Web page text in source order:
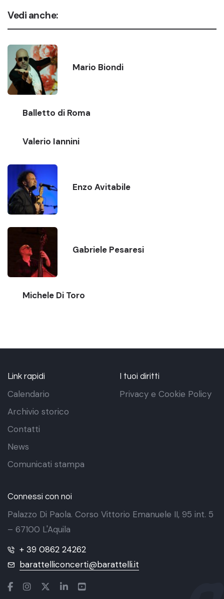
Vedi anche:
Mario Biondi
Balletto di Roma
Valerio Iannini
Enzo Avitabile
Gabriele Pesaresi
Michele Di Toro
Link rapidi
Calendario
Archivio storico
Contatti
News
Comunicati stampa
I tuoi diritti
Privacy e Cookie Policy
Connessi con noi
Palazzo Di Paola. Corso Vittorio Emanuele II, 95 int. 5
– 67100 L'Aquila
+ 39 0862 24262
barattelliconcerti@barattelli.it